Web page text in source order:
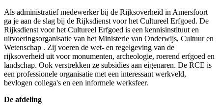
Als administratief medewerker bij de Rijksoverheid in Amersfoort
ga je aan de slag bij de Rijksdienst voor het Cultureel Erfgoed. De
Rijksdienst voor het Cultureel Erfgoed is een kennisinstituut en
uitvoeringsorganisatie van het Ministerie van Onderwijs, Cultuur en
Wetenschap . Zij voeren de wet- en regelgeving van de
rijksoverheid uit voor monumenten, archeologie, roerend erfgoed en
landschap. Ook verstrekken ze subsidies aan eigenaren. De RCE is
een professionele organisatie met een interessant werkveld,
bevlogen collega's en een informele werksfeer.
De afdeling